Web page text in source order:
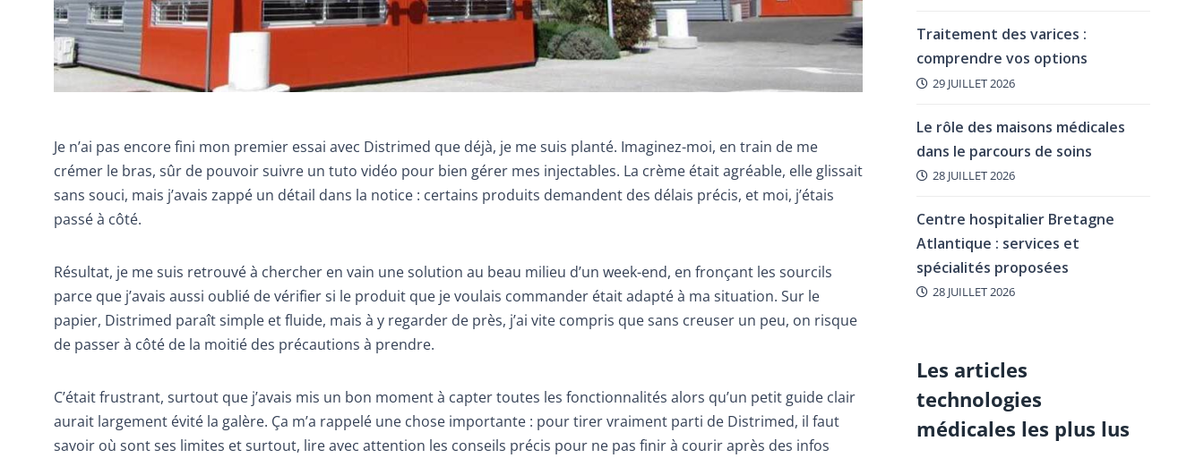
Je n’ai pas encore fini mon premier essai avec Distrimed que déjà, je me suis planté. Imaginez-moi, en train de me
crémer le bras, sûr de pouvoir suivre un tuto vidéo pour bien gérer mes injectables. La crème était agréable, elle glissait
sans souci, mais j’avais zappé un détail dans la notice : certains produits demandent des délais précis, et moi, j’étais
passé à côté.
Résultat, je me suis retrouvé à chercher en vain une solution au beau milieu d’un week-end, en fronçant les sourcils
parce que j’avais aussi oublié de vérifier si le produit que je voulais commander était adapté à ma situation. Sur le
papier, Distrimed paraît simple et fluide, mais à y regarder de près, j’ai vite compris que sans creuser un peu, on risque
de passer à côté de la moitié des précautions à prendre.
C’était frustrant, surtout que j’avais mis un bon moment à capter toutes les fonctionnalités alors qu’un petit guide clair
aurait largement évité la galère. Ça m’a rappelé une chose importante : pour tirer vraiment parti de Distrimed, il faut
savoir où sont ses limites et surtout, lire avec attention les conseils précis pour ne pas finir à courir après des infos
Traitement des varices :
comprendre vos options
29 JUILLET 2026
Le rôle des maisons médicales
dans le parcours de soins
28 JUILLET 2026
Centre hospitalier Bretagne
Atlantique : services et
spécialités proposées
28 JUILLET 2026
Les articles
technologies
médicales les plus lus